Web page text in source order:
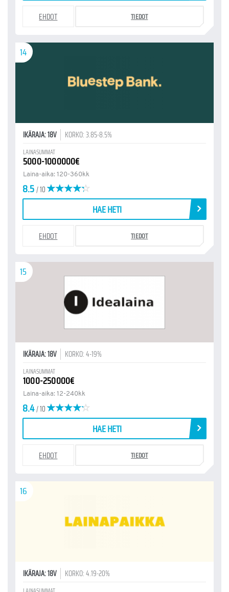
EHDOT TIEDOT
14
IKÄRAJA: 18V KORKO: 3.85-8.5%
LAINASUMMAT
5000-1000000€
Laina-aika: 120-360kk
8.5/ 10
HAE HETI
EHDOT TIEDOT
15
IKÄRAJA: 18V KORKO: 4-19%
LAINASUMMAT
1000-250000€
Laina-aika: 12-240kk
8.4/ 10
HAE HETI
EHDOT TIEDOT
16
IKÄRAJA: 18V KORKO: 4.19-20%